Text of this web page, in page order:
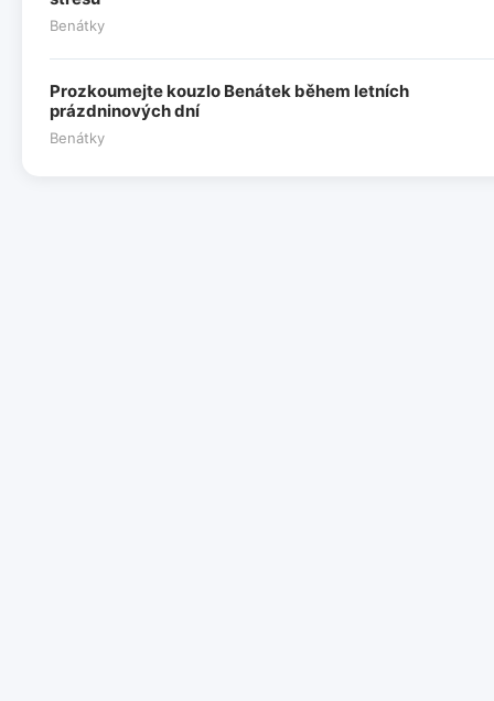
Benátky
Prozkoumejte kouzlo Benátek během letních
prázdninových dní
Benátky